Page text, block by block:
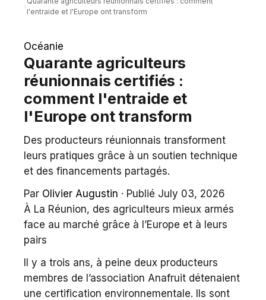
l'entraide et l'Europe ont transform
Océanie
Quarante agriculteurs
réunionnais certifiés :
comment l'entraide et
l'Europe ont transform
Des producteurs réunionnais transforment
leurs pratiques grâce à un soutien technique
et des financements partagés.
Par Olivier Augustin · Publié July 03, 2026
À La Réunion, des agriculteurs mieux armés
face au marché grâce à l’Europe et à leurs
pairs
Il y a trois ans, à peine deux producteurs
membres de l’association Anafruit détenaient
une certification environnementale. Ils sont